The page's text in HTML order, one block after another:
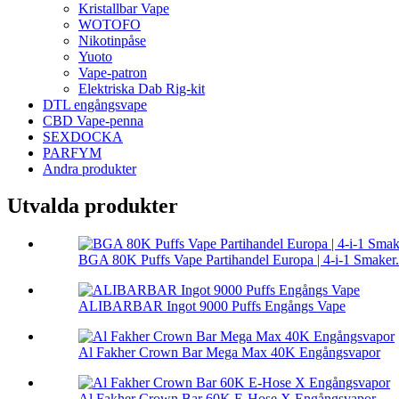
Kristallbar Vape
WOTOFO
Nikotinpåse
Yuoto
Vape-patron
Elektriska Dab Rig-kit
DTL engångsvape
CBD Vape-penna
SEXDOCKA
PARFYM
Andra produkter
Utvalda produkter
BGA 80K Puffs Vape Partihandel Europa | 4-i-1
ALIBARBAR Ingot 9000 Puffs Engångs Vape
Al Fakher Crown Bar Mega Max 40K Engångsvapor